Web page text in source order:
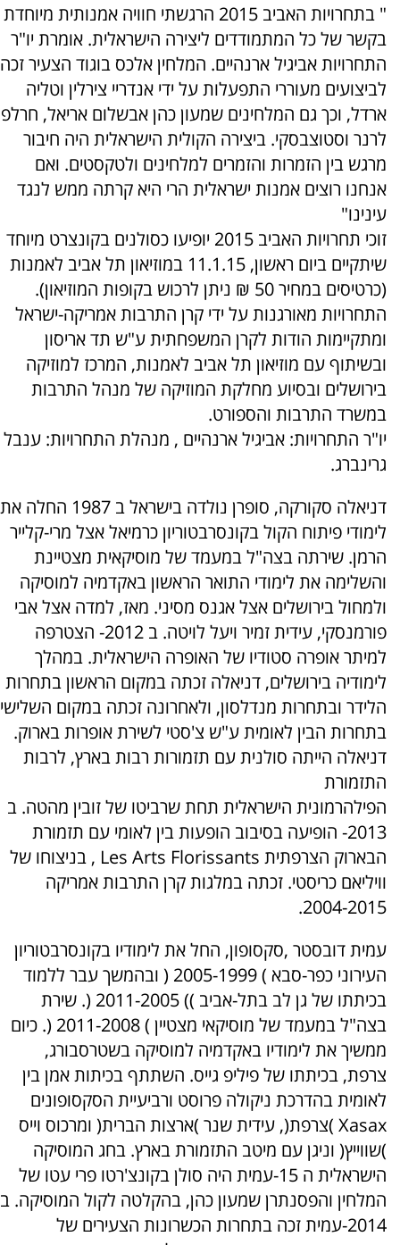
" בתחרויות האביב 2015 הרגשתי חוויה אמנותית מיוחדת
בקשר של כל המתמודדים ליצירה הישראלית. אומרת יו"ר
התחרויות אביגיל ארנהיים. המלחין אלכס בוגוד הצעיר זכה
לביצועים מעוררי התפעלות על ידי אנדריי צירלין וטליה
ארדל, וכך גם המלחינים שמעון כהן אבשלום אריאל, חרלפ
לרנר וסטוצבסקי. ביצירה הקולית הישראלית היה חיבור
מרגש בין הזמרות והזמרים למלחינים ולטקסטים. ואם
אנחנו רוצים אמנות ישראלית הרי היא קרתה ממש לנגד
עינינו"
זוכי תחרויות האביב 2015 יופיעו כסולנים בקונצרט מיוחד
שיתקיים ביום ראשון, 11.1.15 במוזיאון תל אביב לאמנות
(כרטיסים במחיר 50 ₪ ניתן לרכוש בקופות המוזיאון).
התחרויות מאורגנות על ידי קרן התרבות אמריקה-ישראל
ומתקיימות הודות לקרן המשפחתית ע"ש תד אריסון
ובשיתוף עם מוזיאון תל אביב לאמנות, המרכז למוזיקה
בירושלים ובסיוע מחלקת המוזיקה של מנהל התרבות
במשרד התרבות והספורט.
יו"ר התחרויות: אביגיל ארנהיים , מנהלת התחרויות: ענבל
גרינברג.
דניאלה סקורקה, סופרן נולדה בישראל ב 1987 החלה את
לימודי פיתוח הקול בקונסרבטוריון כרמיאל אצל מרי-קלייר
הרמן. שירתה בצה"ל במעמד של מוסיקאית מצטיינת
והשלימה את לימודי התואר הראשון באקדמיה למוסיקה
ולמחול בירושלים אצל אגנס מסיני. מאז, למדה אצל אבי
פורמנסקי, עידית זמיר ויעל לויטה. ב 2012- הצטרפה
למיתר אופרה סטודיו של האופרה הישראלית. במהלך
לימודיה בירושלים, דניאלה זכתה במקום הראשון בתחרות
הלידר ובתחרות מנדלסון, ולאחרונה זכתה במקום השלישי
בתחרות הבין לאומית ע"ש צ'סטי לשירת אופרות בארוק.
דניאלה הייתה סולנית עם תזמורות רבות בארץ, לרבות
התזמורת
הפילהרמונית הישראלית תחת שרביטו של זובין מהטה. ב
2013- הופיעה בסיבוב הופעות בין לאומי עם תזמורת
הבארוק הצרפתית Les Arts Florissants , בניצוחו של
וויליאם כריסטי. זכתה במלגות קרן התרבות אמריקה
2004-2015.
עמית דובסטר ,סקסופון, החל את לימודיו בקונסרבטוריון
העירוני כפר-סבא ) 2005-1999 ( ובהמשך עבר ללמוד
בכיתתו של גן לב בתל-אביב )) 2011-2005 (. שירת
בצה"ל במעמד של מוסיקאי מצטיין ) 2011-2008 (. כיום
ממשיך את לימודיו באקדמיה למוסיקה בשטרסבורג,
צרפת, בכיתתו של פיליפ גייס. השתתף בכיתות אמן בין
לאומית בהדרכת ניקולה פרוסט ורביעיית הסקסופונים
Xasax )צרפת(, עידית שנר )ארצות הברית( ומרכוס וייס
)שווייץ( וניגן עם מיטב התזמורת בארץ. בחג המוסיקה
הישראלית ה 15-עמית היה סולן בקונצ'רטו פרי עטו של
המלחין והפסנתרן שמעון כהן, בהקלטה לקול המוסיקה. ב
2014-עמית זכה בתחרות הכשרונות הצעירים של